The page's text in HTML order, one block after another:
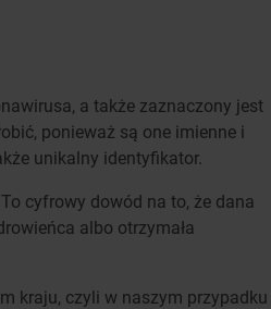
a także zaznaczony jest
ponieważ są one imienne i
unikalny identyfikator.
cyfrowy dowód na to, że dana
albo otrzymała
kraju, czyli w naszym przypadku